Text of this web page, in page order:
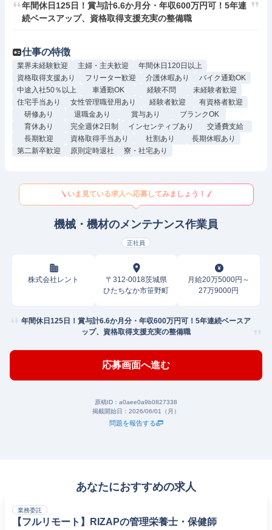
年間休日125日！賞与計6.6か月分・年収600万円可！5年連
続ベースアップ、資格取得支援充実の整備職
仕事の特徴
業界未経験歓迎 主婦・主夫歓迎
年間休日120日以上
資格取得支援あり
フリーター歓迎 介護休暇あり
バイク通勤OK
中途入社50％以上
車通勤OK 経験不問
未経験者歓迎
住宅手当あり
女性管理職登用あり 経験者歓迎
有資格者歓迎
研修あり
退職金あり 賞与あり
ブランクOK
育休あり
完全週休2日制 インセンティブあり
交通費支給
長期歓迎
資格取得手当あり 社割あり
長期休暇あり
第二新卒歓迎
原則定時退社 寮・社宅あり
いま見ている求人へ応募してみましょう！
機械・機材のメンテナンス作業員
正社員
株式会社レント
〒312-0018茨城県
ひたちなか市笹野町
月給20万5000円～
27万9000円
年間休日125日！賞与計6.6か月分・年収600万円可！5年連続ベースア
ップ、資格取得支援充実の整備職
応募画面へ進む
原稿ID： a0aee0a9b0827338
掲載開始日： 2026/06/01（月）
問題を報告する
あなたにおすすめの求人
業務委託
【フルリモート】RIZAPの管理栄養士・保健師